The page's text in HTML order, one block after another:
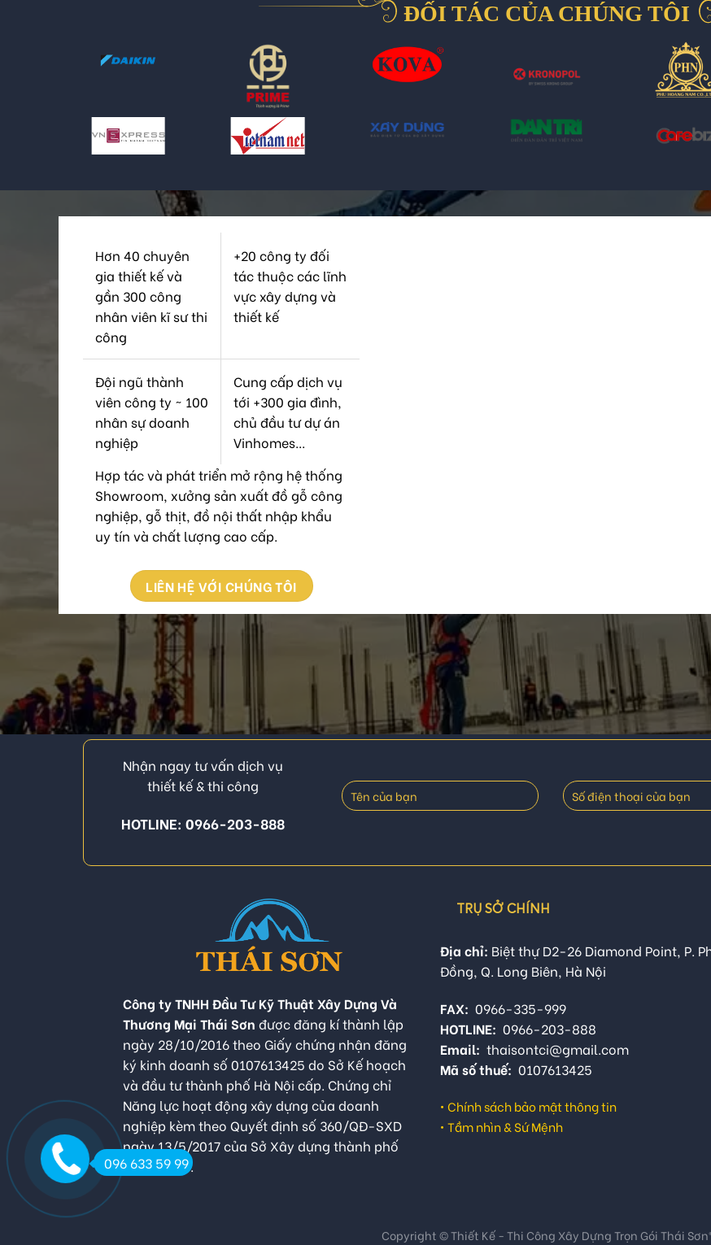
ĐỐI TÁC CỦA CHÚNG TÔI
Hơn 40 chuyên
gia thiết kế và
gần 300 công
nhân viên kĩ sư thi
công
+20 công ty đối
tác thuộc các lĩnh
vực xây dựng và
thiết kế
Đội ngũ thành
viên công ty ~ 100
nhân sự doanh
nghiệp
Cung cấp dịch vụ
tới +300 gia đình,
chủ đầu tư dự án
Vinhomes...
Hợp tác và phát triển mở rộng hệ thống
Showroom, xưởng sản xuất đồ gỗ công
nghiệp, gỗ thịt, đồ nội thất nhập khẩu
uy tín và chất lượng cao cấp.
LIÊN HỆ VỚI CHÚNG TÔI
Nhận ngay tư vấn dịch vụ
thiết kế & thi công
HOTLINE: 0966-203-888
Công ty TNHH Đầu Tư Kỹ Thuật Xây Dựng Và
Thương Mại Thái Sơn được đăng kí thành lập
ngày 28/10/2016 theo Giấy chứng nhận đăng
ký kinh doanh số 0107613425 do Sở Kế hoạch
và đầu tư thành phố Hà Nội cấp. Chứng chỉ
Năng lực hoạt động xây dựng của doanh
nghiệp kèm theo Quyết định số 360/QĐ-SXD
ngày 13/5/2017 của Sở Xây dựng thành phố
Hà Nội cấp.
TRỤ SỞ CHÍNH
Địa chỉ: Biệt thự D2-26 Diamond Point, P.
Đồng, Q. Long Biên, Hà Nội
FAX: 0966-335-999
HOTLINE: 0966-203-888
Email: thaisontci@gmail.com
Mã số thuế: 0107613425
• Chính sách bảo mật thông tin
• Tầm nhìn & Sứ Mệnh
Copyright © Thiết Kế - Thi Công Xây Dựng Trọn Gói Thái Sơn®
096 633 59 99